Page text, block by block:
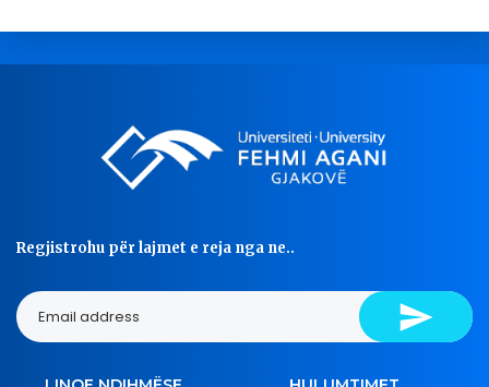
Regjistrohu për lajmet e reja nga ne..